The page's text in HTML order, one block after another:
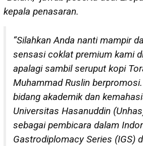
kepala penasaran.
“Silahkan Anda nanti mampir
sensasi coklat premium kami
apalagi sambil seruput kopi
Muhammad Ruslin
bidang akademik dan
Universitas Hasanuddin
sebagai pembicara dalam
Gastrodiplomacy Series (IGS)